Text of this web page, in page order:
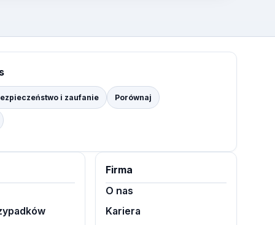
i zaufanie Porównaj
Firma
O nas
Kariera